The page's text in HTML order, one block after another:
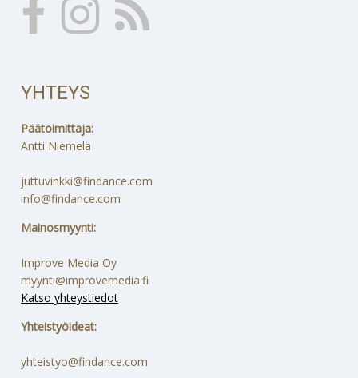
YHTEYS
Päätoimittaja:
Antti Niemelä
juttuvinkki@findance.com
info@findance.com
Mainosmyynti:
Improve Media Oy
myynti@improvemedia.fi
Katso yhteystiedot
Yhteistyöideat:
yhteistyo@findance.com